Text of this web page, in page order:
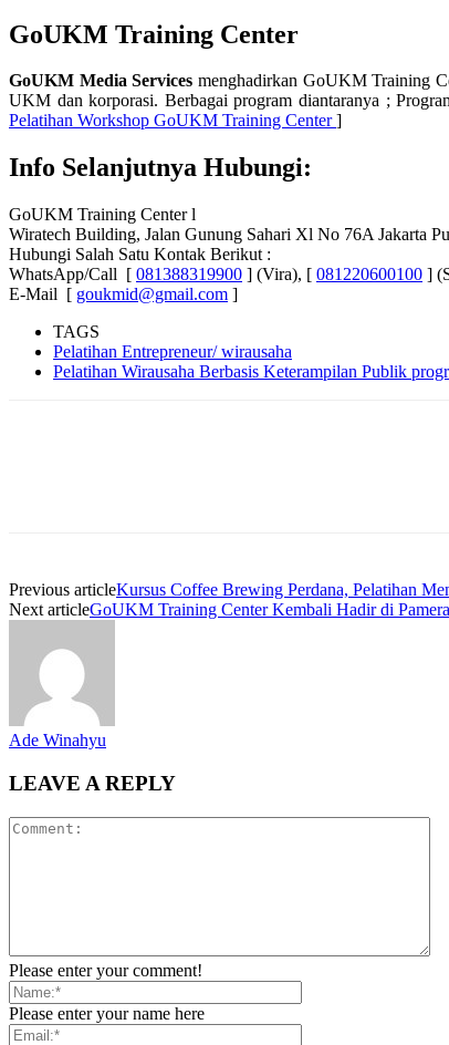
GoUKM Training Center
GoUKM Media Services menghadirkan GoUKM Training
UKM dan korporasi. Berbagai program diantaranya ;
Pelatihan Workshop GoUKM Training Center]
Info Selanjutnya Hubungi:
GoUKM Training Center l
Wiratech Building, Jalan Gunung Sahari Xl No 76A Jakarta
Hubungi Salah Satu Kontak Berikut :
WhatsApp/Call [ 081388319900 ] (Vira), [ 081220600100 ]
E-Mail [ goukmid@gmail.com ]
TAGS
Pelatihan Entrepreneur/ wirausaha
Pelatihan Wirausaha Berbasis Keterampilan Publik
Previous articleKursus Coffee Brewing Perdana, Pelatihan
Next articleGoUKM Training Center Kembali Hadir di
Ade Winahyu
LEAVE A REPLY
Please enter your comment!
Please enter your name here